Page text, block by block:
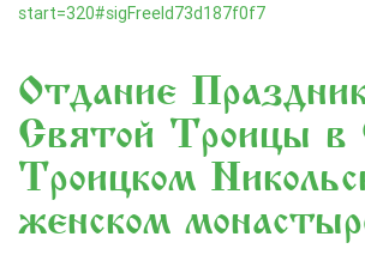
start=320#sigFreeId73d187f0f7
Отдание
Святой Троицы в
Троицком
женском